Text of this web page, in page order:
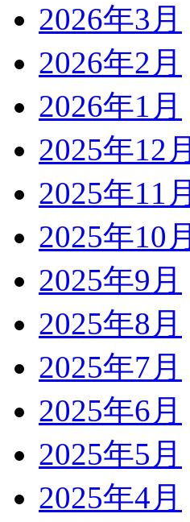
2026年3月
2026年2月
2026年1月
2025年12月
2025年11月
2025年10月
2025年9月
2025年8月
2025年7月
2025年6月
2025年5月
2025年4月